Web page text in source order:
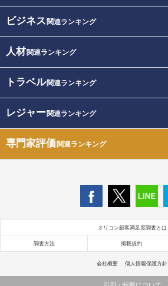
ビジネス 関連ランキング
人材関連ランキング
トラベル関連ランキング
レジャー関連ランキング
専門家評価関連ランキング
オリコン顧客満足度調査とは
調査方法 掲載規約
会社概要 個人情報保護方針